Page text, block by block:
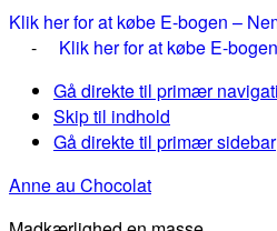
Klik her for at købe E-bogen –
- Klik her for at købe E-
Gå direkte til primær
Skip til indhold
Gå direkte til primær sidebar
Anne au Chocolat